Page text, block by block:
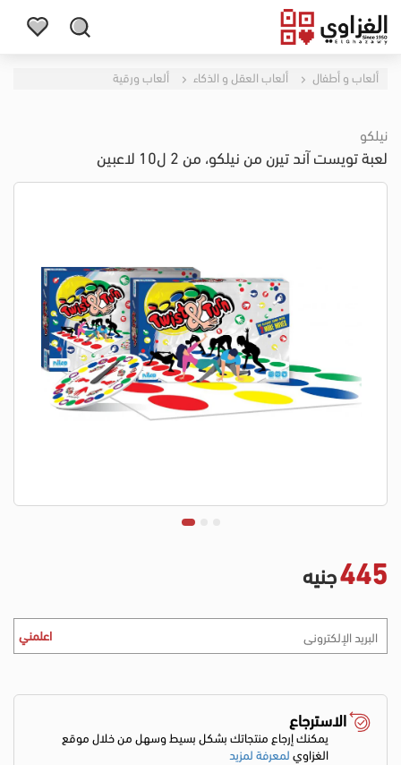
ألعاب و أطفال ألعاب العقل و الذكاء ألعاب ورقية
نيلكو
لعبة تويست آند تيرن من نيلكو، من 2 ل10 لاعبين
445جنيه
اعلمني
الاسترجاع
يمكنك إرجاع منتجاتك بشكل بسيط وسهل من خلال موقع
الغزاويلمعرفة لمزيد